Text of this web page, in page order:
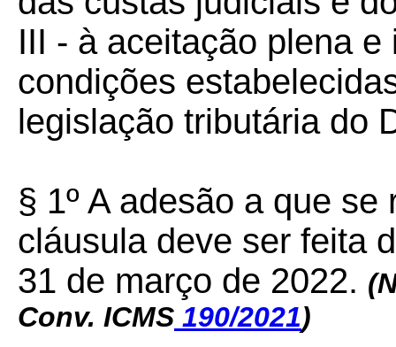
III - à aceitação plena
condições
legislação tributária do
§ 1º A adesão a que
cláusula deve ser feita
31 de março de 2022.
Conv. ICMS 190/2021)